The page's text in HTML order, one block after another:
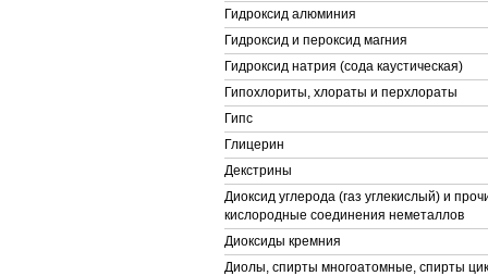
Гидроксид алюминия
Гидроксид и пероксид магния
Гидроксид натрия (сода каустическая)
Гипохлориты, хлораты и перхлораты
Гипс
Глицерин
Декстрины
Диоксид углерода (газ углекислый) и
кислородные соединения неметаллов
Диоксиды кремния
Диолы, спирты многоатомные, спирты